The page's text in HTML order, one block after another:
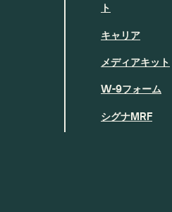
ト
キャリア
メディアキット
W-9フォーム
シグナMRF